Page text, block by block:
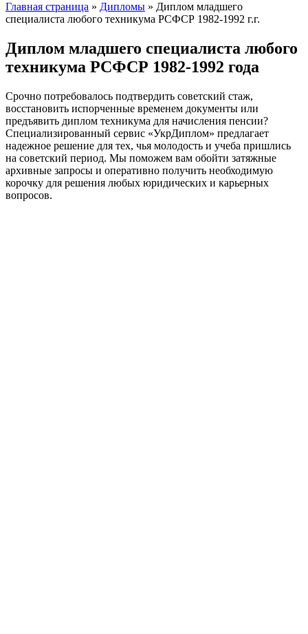
Главная страница » Дипломы » Диплом младшего
специалиста любого техникума РСФСР 1982-1992 г.г.
Диплом младшего специалиста любого
техникума РСФСР 1982-1992 года
Срочно потребовалось подтвердить советский стаж,
восстановить испорченные временем документы или
предъявить диплом техникума для начисления пенсии?
Специализированный сервис «УкрДиплом» предлагает
надежное решение для тех, чья молодость и учеба пришлись
на советский период. Мы поможем вам обойти затяжные
архивные запросы и оперативно получить необходимую
корочку для решения любых юридических и карьерных
вопросов.